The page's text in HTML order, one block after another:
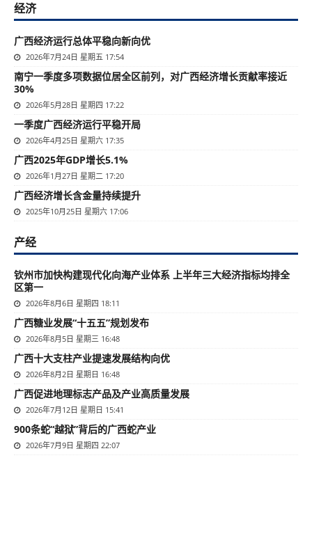
经济
广西经济运行总体平稳向新向优
2026年7月24日 星期五 17:54
南宁一季度多项数据位居全区前列，对广西经济增长贡献率接近
30%
2026年5月28日 星期四 17:22
一季度广西经济运行平稳开局
2026年4月25日 星期六 17:35
广西2025年GDP增长5.1%
2026年1月27日 星期二 17:20
广西经济增长含金量持续提升
2025年10月25日 星期六 17:06
产经
钦州市加快构建现代化向海产业体系 上半年三大经济指标均排全
区第一
2026年8月6日 星期四 18:11
广西糖业发展“十五五”规划发布
2026年8月5日 星期三 16:48
广西十大支柱产业提速发展结构向优
2026年8月2日 星期日 16:48
广西促进地理标志产品及产业高质量发展
2026年7月12日 星期日 15:41
900条蛇“越狱”背后的广西蛇产业
2026年7月9日 星期四 22:07